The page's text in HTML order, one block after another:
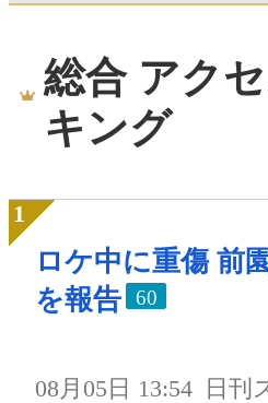
総合 アク
キング
ロケ中に重傷 前
を報告
60
08月05日 13:54 日刊